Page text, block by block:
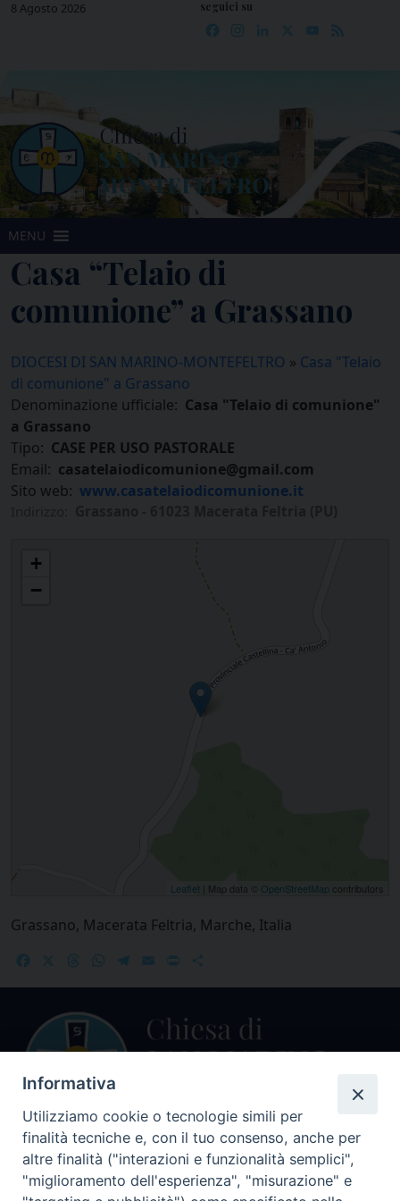
Skip8 Agosto 2026 seguici su
Facebook
Instagram
LinkedIn YouTube
MENU
Casa “Telaio di
comunione” a Grassano
DIOCESI DI SAN MARINO-MONTEFELTRO » Casa "Telaio
di comunione" a Grassano
Denominazione ufficiale: Casa "Telaio di comunione"
a Grassano
Tipo: CASE PER USO PASTORALE
Email: casatelaiodicomunione@gmail.com
Sito web: www.casatelaiodicomunione.it
Casa "Telaio di comunione" a Grassano
+
−
Leaflet | Map data © OpenStreetMap contributors
Grassano, Macerata Feltria, Marche, Italia
FacebookThreadsWhatsApp
Telegram
EmailPrint
Centralino Curia Vescovile
0541 913711
Informativa
Utilizziamo cookie o tecnologie simili per
finalità tecniche e, con il tuo consenso, anche per
altre finalità ("interazioni e funzionalità semplici",
"miglioramento dell'esperienza", "misurazione" e